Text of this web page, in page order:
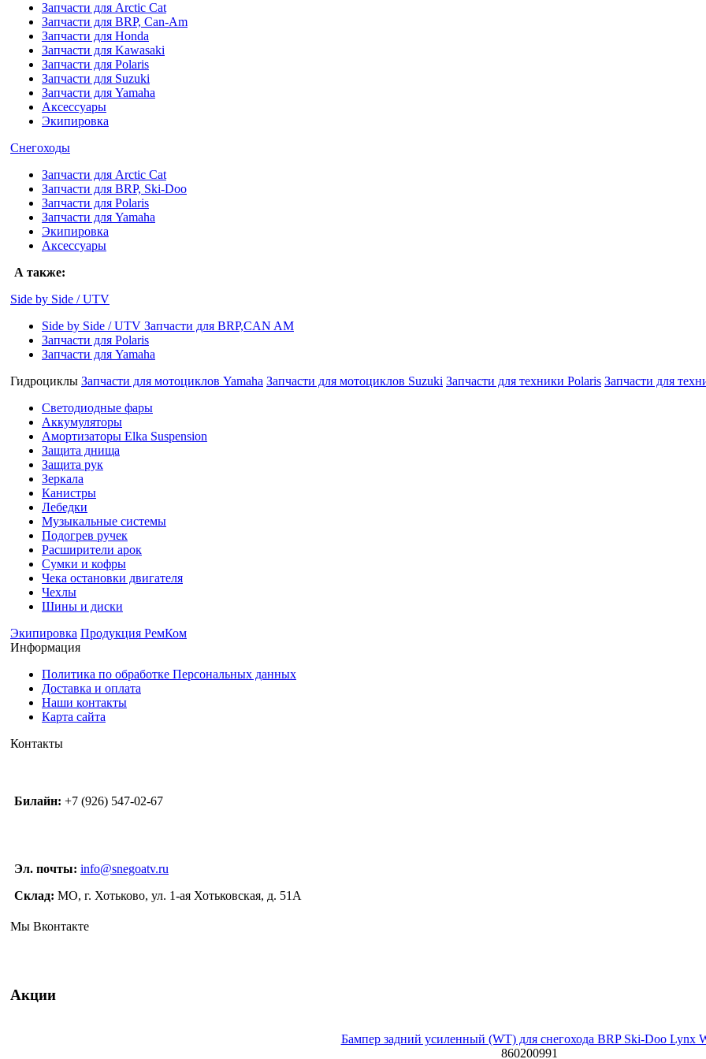
Запчасти для Arctic Cat
Запчасти для BRP, Can-Am
Запчасти для Honda
Запчасти для Kawasaki
Запчасти для Polaris
Запчасти для Suzuki
Запчасти для Yamaha
Аксессуары
Экипировка
Снегоходы
Запчасти для Arctic Cat
Запчасти для BRP, Ski-Doo
Запчасти для Polaris
Запчасти для Yamaha
Экипировка
Аксессуары
А также:
Side by Side / UTV
Side by Side / UTV Запчасти для BRP,CAN AM
Запчасти для Polaris
Запчасти для Yamaha
Гидроциклы Запчасти для мотоциклов Yamaha Запчасти для мотоциклов Suzuki Запчасти для техники Polaris Запчасти для
Cветодиодные фары
Аккумуляторы
Амортизаторы Elka Suspension
Защита днища
Защита рук
Зеркала
Канистры
Лебедки
Музыкальные системы
Подогрев ручек
Расширители арок
Сумки и кофры
Чека остановки двигателя
Чехлы
Шины и диски
Экипировка Продукция РемКом
Информация
Политика по обработке Персональных данных
Доставка и оплата
Наши контакты
Карта сайта
Контакты
Билайн: +7 (926) 547-02-67
Эл. почты: info@snegoatv.ru
Склад: МО, г. Хотьково, ул. 1-ая Хотьковская, д. 51А
Мы Вконтакте
Акции
Бампер задний усиленный (WT) для снегохода BRP Ski-Doo Lynx
860200991